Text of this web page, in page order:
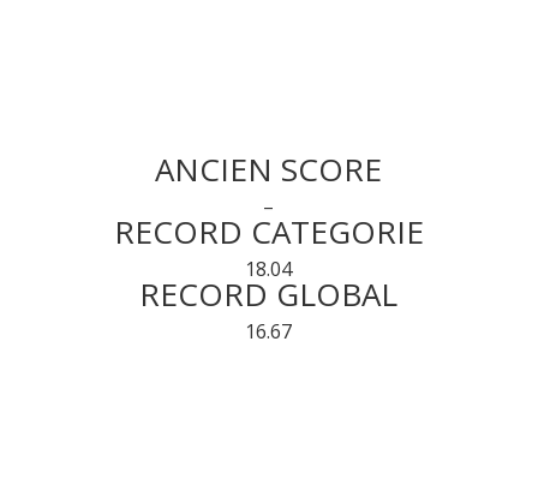
ANCIEN SCORE
–
RECORD CATEGORIE
18.04
RECORD GLOBAL
16.67